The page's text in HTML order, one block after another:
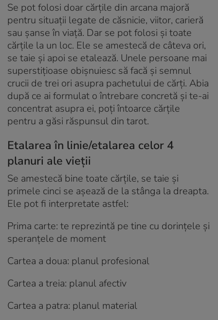
Se pot folosi doar cărțile din arcana majoră
pentru situații legate de căsnicie, viitor, carieră
sau șanse în viață. Dar se pot folosi și toate
cărțile la un loc. Ele se amestecă de câteva ori,
se taie și apoi se etalează. Unele persoane mai
superstițioase obișnuiesc să facă și semnul
crucii de trei ori asupra pachetului de cărți. Abia
după ce ai formulat o întrebare concretă și te-ai
concentrat asupra ei, poți întoarce cărțile
pentru a găsi răspunsul din tarot.
Etalarea în linie/etalarea celor 4
planuri ale vieții
Se amestecă bine toate cărțile, se taie și
primele cinci se așează de la stânga la dreapta.
Ele pot fi interpretate astfel:
Prima carte: te reprezintă pe tine cu dorințele și
speranțele de moment
Cartea a doua: planul profesional
Cartea a treia: planul afectiv
Cartea a patra: planul material